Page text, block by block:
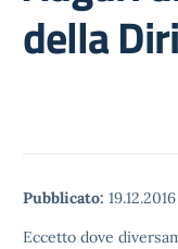
della
Pubblicato: 19.12.2016
Eccetto dove